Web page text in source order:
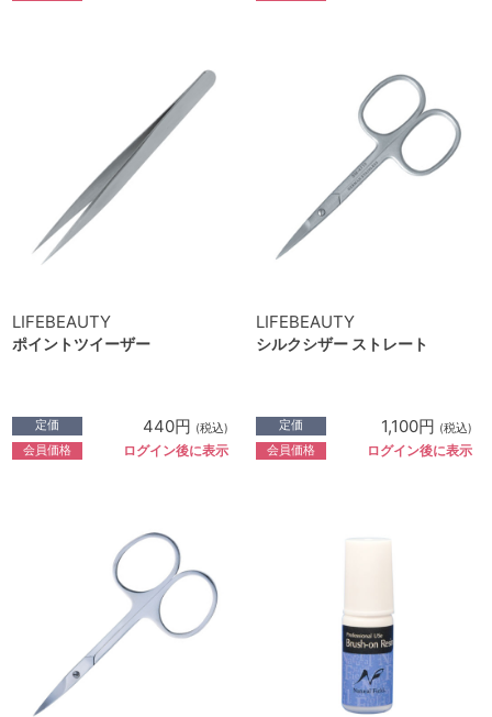
LIFEBEAUTY
ポイントツイーザー
定価 440円 (税込)
会員価格 ログイン後に表示
LIFEBEAUTY
シルクシザー ストレート
定価 1,100円 (税込)
会員価格 ログイン後に表示